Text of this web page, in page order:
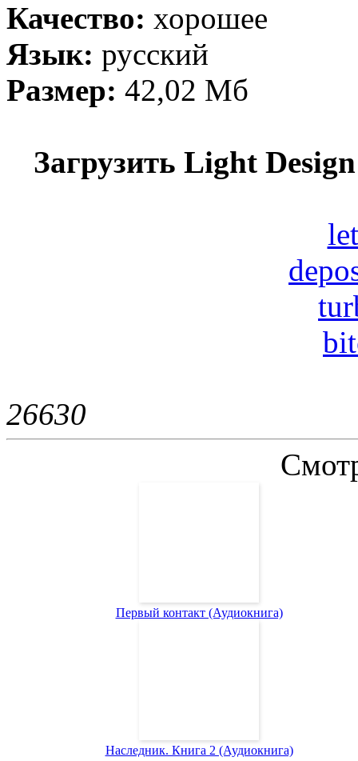
Качество: хорошее
Язык: русский
Размер: 42,02 Мб
Загрузить Light
26630
Первый контакт (Аудиокнига)
Наследник. Книга 2 (Аудиокнига)